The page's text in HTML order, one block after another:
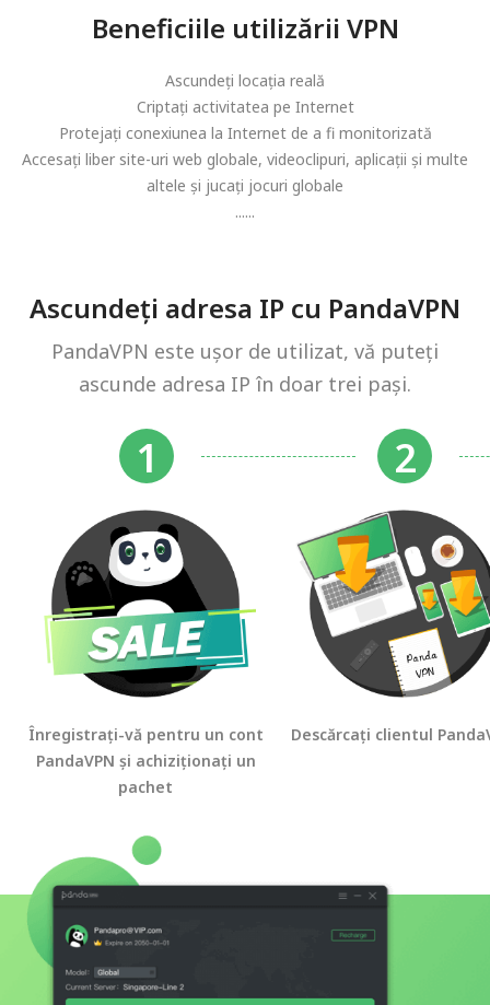
Beneficiile utilizării VPN
Ascundeți locația reală
Criptați activitatea pe Internet
Protejați conexiunea la Internet de a fi monitorizată
Accesați liber site-uri web globale, videoclipuri, aplicații și multe
altele și jucați jocuri globale
......
Ascundeți adresa IP cu PandaVPN
PandaVPN este ușor de utilizat, vă puteți
ascunde adresa IP în doar trei pași.
Înregistrați-vă pentru un cont
PandaVPN și achiziționați un
pachet
Descărcați clientul